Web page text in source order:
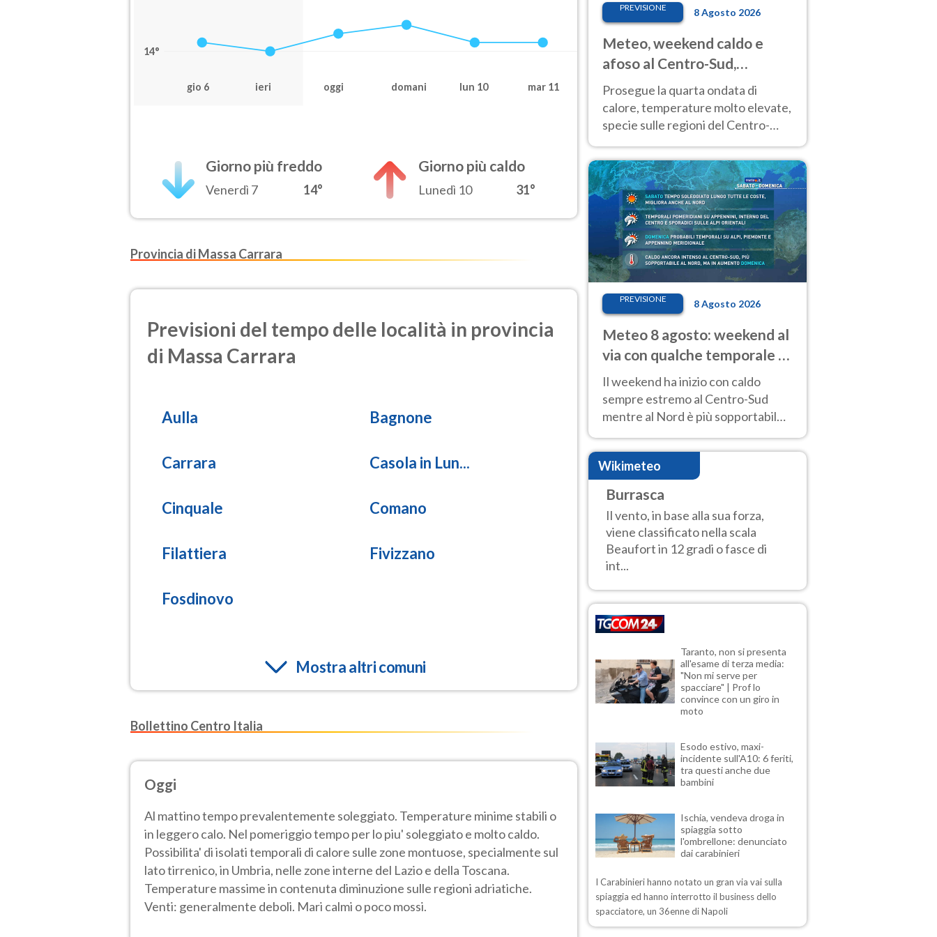
14°
gio 6 ieri oggi domani lun 10 mar 11
Giorno più freddo
Venerdì 7 14°
Giorno più caldo
Lunedì 10 31°
Provincia di Massa Carrara
Previsioni del tempo delle località in provincia
di Massa Carrara
Aulla Bagnone
Carrara Casola in Lun...
Cinquale Comano
Filattiera Fivizzano
Fosdinovo
Mostra altri comuni
Bollettino Centro Italia
Oggi
Al mattino tempo prevalentemente soleggiato. Temperature minime stabili o
in leggero calo. Nel pomeriggio tempo per lo piu' soleggiato e molto caldo.
Possibilita' di isolati temporali di calore sulle zone montuose, specialmente sul
lato tirrenico, in Umbria, nelle zone interne del Lazio e della Toscana.
Temperature massime in contenuta diminuzione sulle regioni adriatiche.
Venti: generalmente deboli. Mari calmi o poco mossi.
PREVISIONE 8 Agosto 2026
Meteo, weekend caldo e
afoso al Centro-Sud,
temporali sui rilievi
Prosegue la quarta ondata di
calore, temperature molto elevate,
specie sulle regioni del Centro-
aree montuose
PREVISIONE 8 Agosto 2026
Meteo 8 agosto: weekend al
via con qualche temporale e
caldo estremo al Centro-Sud
Il weekend ha inizio con caldo
sempre estremo al Centro-Sud
mentre al Nord è più sopportabile
fino a domenica 9. Temporali di
calore sui rilievi.
Wikimeteo
Burrasca
Il vento, in base alla sua forza,
viene classificato nella scala
Beaufort in 12 gradi o fasce di
int...
Taranto, non si presenta
all'esame di terza media:
"Non mi serve per
spacciare" | Prof lo
convince con un giro in
moto
Esodo estivo, maxi-
incidente sull'A10: 6 feriti,
tra questi anche due
bambini
Ischia, vendeva droga in
spiaggia sotto
l'ombrellone: denunciato
dai carabinieri
I Carabinieri hanno notato un gran via vai sulla
spiaggia ed hanno interrotto il business dello
spacciatore, un 36enne di Napoli